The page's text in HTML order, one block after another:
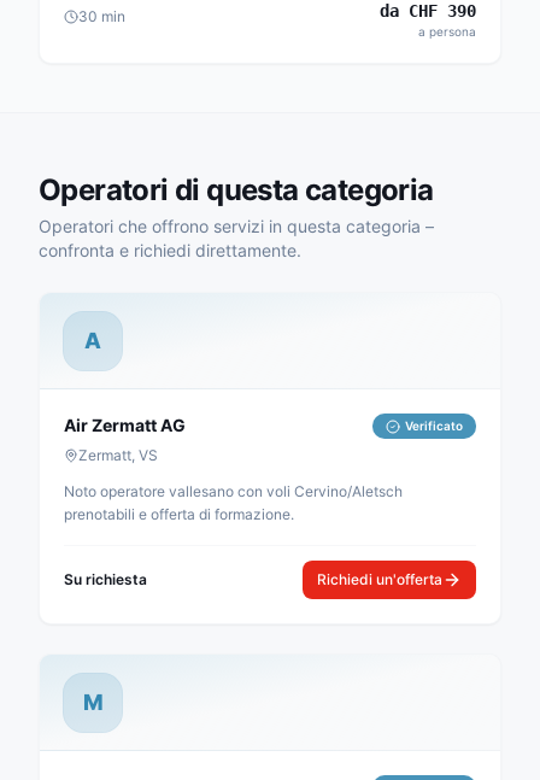
30 min da CHF 390
a persona
Operatori di questa categoria
Operatori che offrono servizi in questa categoria –
confronta e richiedi direttamente.
A
Air Zermatt AG Verificato
Zermatt, VS
Noto operatore vallesano con voli Cervino/Aletsch
prenotabili e offerta di formazione.
Su richiesta Richiedi un'offerta
M